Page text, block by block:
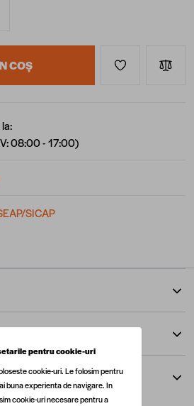
COȘ
08:00 - 17:00)
SICAP
pentru cookie-uri
cookie-uri. Le folosim pentru
buna experienta de navigare. In
cookie-uri necesare pentru a